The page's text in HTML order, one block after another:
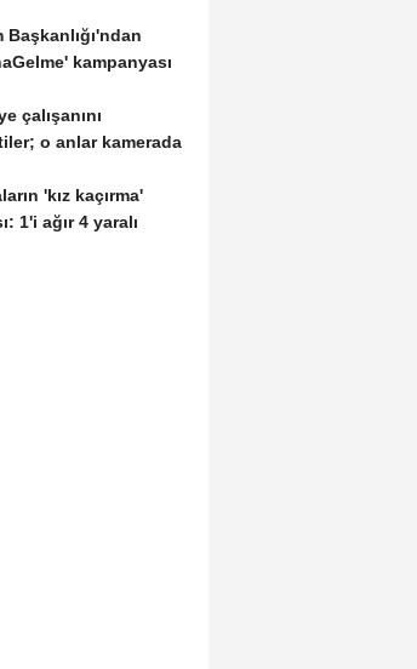
Başkanlığı'ndan
kampanyası
çalışanını
o anlar kamerada
'kız kaçırma'
1'i ağır 4 yaralı